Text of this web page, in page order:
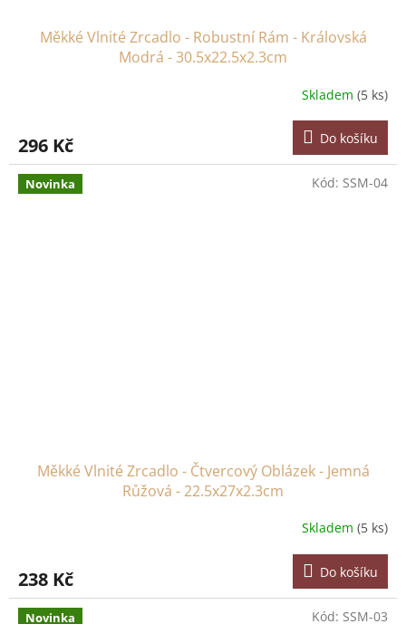
Měkké Vlnité Zrcadlo - Robustní Rám - Královská
Modrá - 30.5x22.5x2.3cm
Skladem (5 ks)
296 Kč Do košíku
Novinka
Měkké Vlnité Zrcadlo - Čtvercový Oblázek - Jemná
Růžová - 22.5x27x2.3cm
Skladem (5 ks)
238 Kč Do košíku
Kód: SSM-04
Novinka Kód: SSM-03